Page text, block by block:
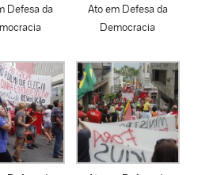
Defesa da
Ato em Defesa da
Democracia